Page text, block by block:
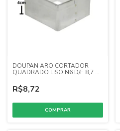
DOUPAN ARO CORTADOR
QUADRADO LISO N6 D/F 8,7 X
R$8,72